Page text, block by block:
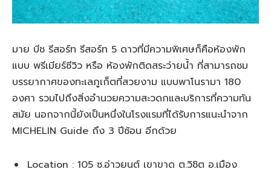
มาย บีช รีสอร์ท รีสอร์ท 5 ดาวที่มีความพิเศษก็คือห้องพัก
แบบ พรีเมียร์ซีวิว หรือ ห้องพักติดสระว่ายน้ำ ที่สามารถชม
บรรยากาศของทะเลภูเก็ตที่สวยงาม แบบพาโนรามา 180
องศา รวมไปถึงสิ่งอำนวยความสะวดกและบริการที่ความทัน
สมัย นอกจากนี้ยังเป็นหนึ่งในโรงแรมที่ได้รับการแนะนำจาก
MICHELIN Guide ถึง 3 ปีซ้อน อีกด้วย
Location : 105 ซ.อ่าวยนต์ เขาขาด ต.วิชิต อ.เมือง